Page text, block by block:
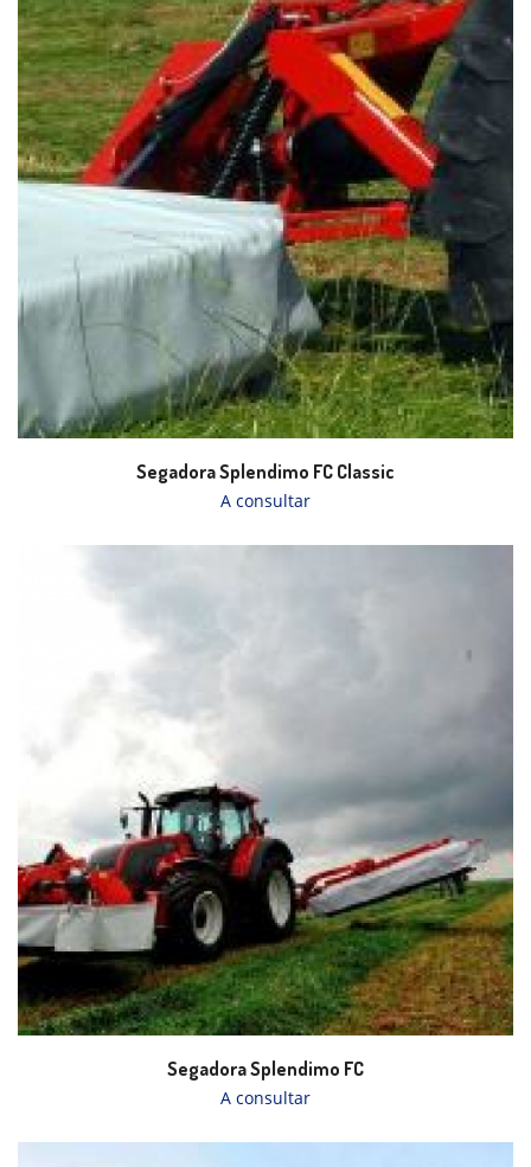
Segadora Splendimo FC Classic
A consultar
Segadora Splendimo FC
A consultar